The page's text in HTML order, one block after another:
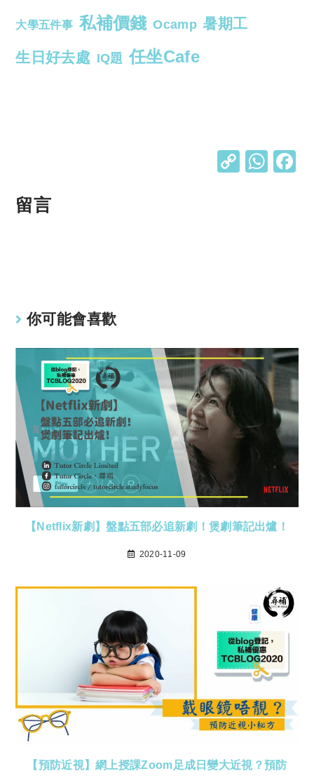
大學五件事 私補價錢 Ocamp 暑期工
生日好去處 IQ題 任坐Cafe
C W
留言
你可能會喜歡
【Netflix新劇】盤點五部必追新劇！煲劇筆記出爐！
2020-11-09
【預防近視】網上授課Zoom足成日變大近視？預防